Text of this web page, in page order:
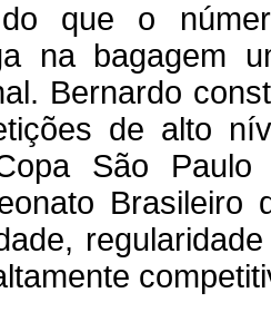
que o
na bagagem
Bernardo
de alto
São Paulo
Brasileiro